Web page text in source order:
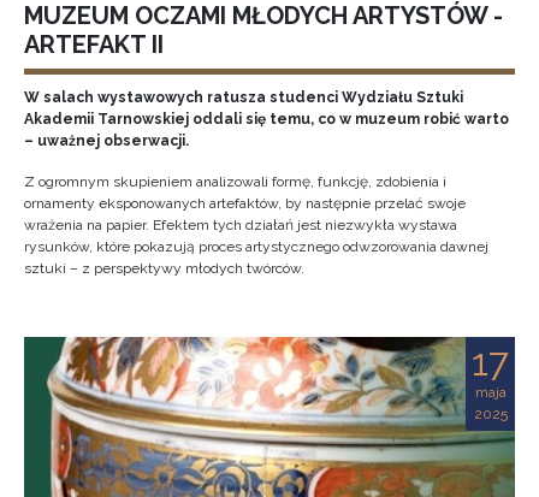
MUZEUM OCZAMI MŁODYCH ARTYSTÓW -
ARTEFAKT II
W salach wystawowych ratusza studenci Wydziału Sztuki
Akademii Tarnowskiej oddali się temu, co w muzeum robić warto
– uważnej obserwacji.
Z ogromnym skupieniem analizowali formę, funkcję, zdobienia i
ornamenty eksponowanych artefaktów, by następnie przelać swoje
wrażenia na papier. Efektem tych działań jest niezwykła wystawa
rysunków, które pokazują proces artystycznego odwzorowania dawnej
sztuki – z perspektywy młodych twórców.
17
maja
2025